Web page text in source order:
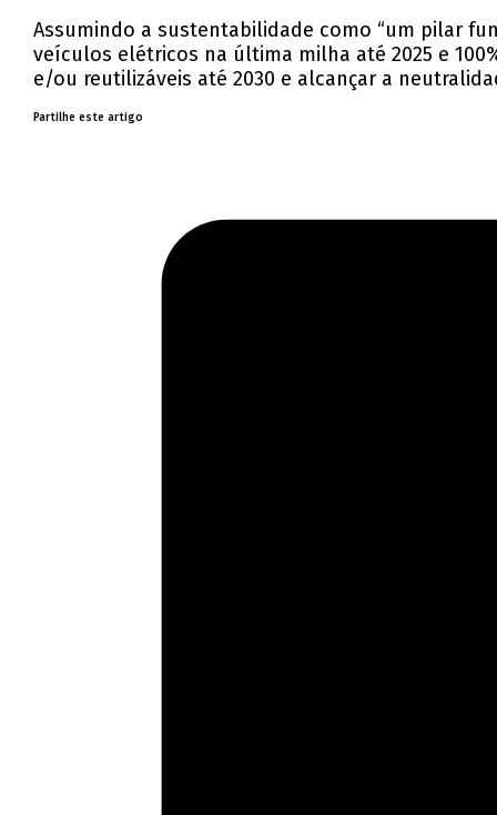
Assumindo a sustentabilidade como “um pilar
veículos elétricos na última milha até 2025 e
e/ou reutilizáveis até 2030 e alcançar a
Partilhe este artigo